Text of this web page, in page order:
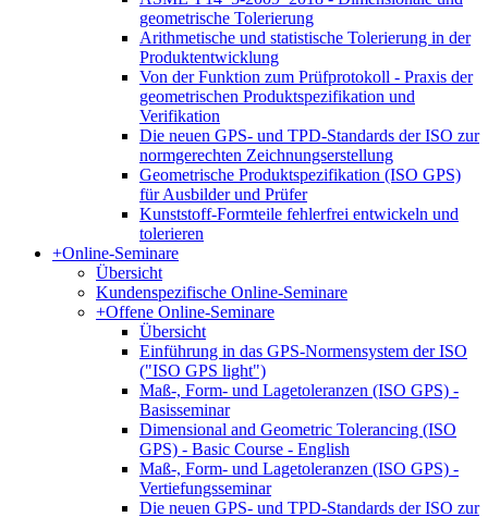
geometrische Tolerierung
Arithmetische und statistische Tolerierung in der
Produktentwicklung
Von der Funktion zum Prüfprotokoll - Praxis der
geometrischen Produktspezifikation und
Verifikation
Die neuen GPS- und TPD-Standards der ISO zur
normgerechten Zeichnungserstellung
Geometrische Produktspezifikation (ISO GPS)
für Ausbilder und Prüfer
Kunststoff-Formteile fehlerfrei entwickeln und
tolerieren
+Online-Seminare
Übersicht
Kundenspezifische Online-Seminare
+Offene Online-Seminare
Übersicht
Einführung in das GPS-Normensystem der ISO
("ISO GPS light")
Maß-, Form- und Lagetoleranzen (ISO GPS) -
Basisseminar
Dimensional and Geometric Tolerancing (ISO
GPS) - Basic Course - English
Maß-, Form- und Lagetoleranzen (ISO GPS) -
Vertiefungsseminar
Die neuen GPS- und TPD-Standards der ISO zur